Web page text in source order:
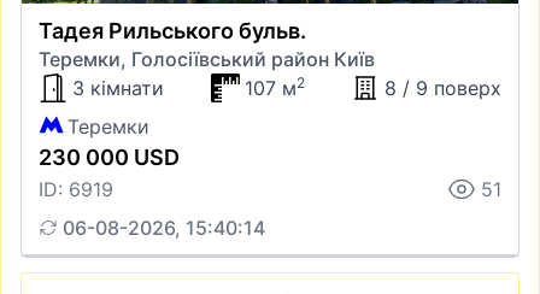
Тадея Рильського бульв.
Теремки, Голосіївський район Київ
3 кімнати
107 м2
8 / 9 поверх
Теремки
230 000 USD
ID: 6919
51
06-08-2026, 15:40:14